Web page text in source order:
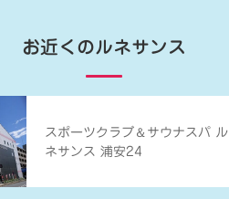
お近くのルネサンス
スポーツクラブ ＆ サウナスパ ル
ネサンス 浦安24